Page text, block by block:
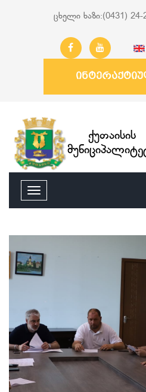
ცხელი ხაზი:(0431) 24-
ქუთაისის